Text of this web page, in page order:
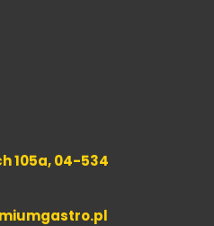
105a, 04-534